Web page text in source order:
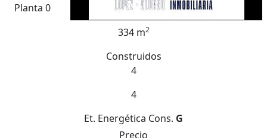
Planta 0
334 m2
Construidos
4
4
Et. Energética Cons. G
Precio